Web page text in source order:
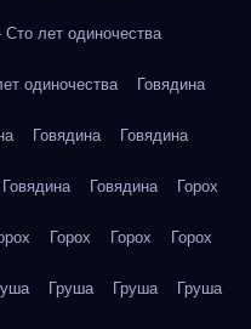
лет одиночества
одиночества Говядина
Говядина Говядина
Говядина Говядина Горох
Горох Горох Горох
Груша Груша Груша